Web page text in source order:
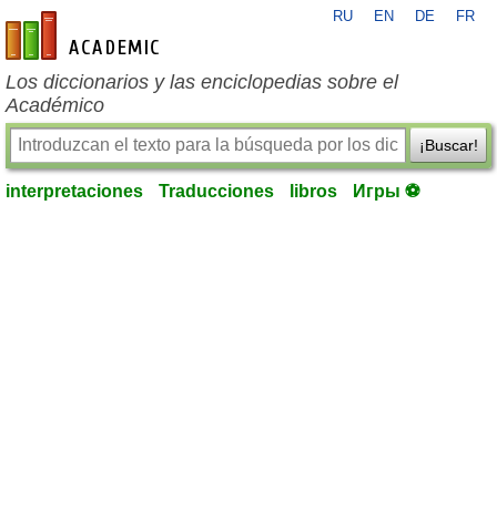
es-academic.com
RU EN DE FR
Los diccionarios y las enciclopedias sobre el
Académico
¡Buscar!
interpretaciones Traducciones libros Игры ⚽